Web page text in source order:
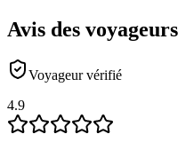
Avis des voyageurs
Voyageur vérifié
4.9